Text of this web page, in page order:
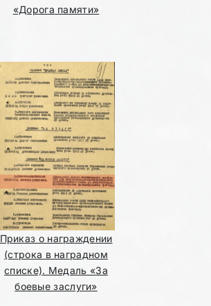
«Дорога памяти»
Приказ о награждении
(строка в наградном
списке). Медаль «За
боевые заслуги»